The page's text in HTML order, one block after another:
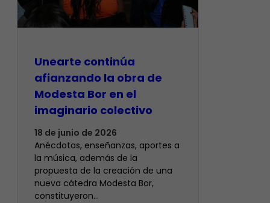
Unearte continúa
afianzando la obra de
Modesta Bor en el
imaginario colectivo
18 de junio de 2026
Anécdotas, enseñanzas, aportes a
la música, además de la
propuesta de la creación de una
nueva cátedra Modesta Bor,
constituyeron…